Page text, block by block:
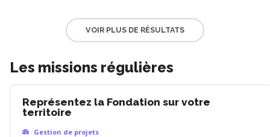
VOIR PLUS DE RÉSULTATS
Les missions régulières
Représentez la Fondation sur votre
territoire
Gestion de projets